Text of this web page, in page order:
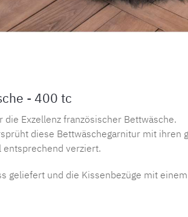
- 400 tc
Exzellenz französischer Bettwäsche.
diese Bettwäschegarnitur mit
verziert.
geliefert und die Kissenbezüge mit